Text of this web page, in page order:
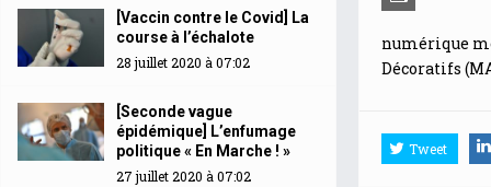
numérique
Décoratifs
Tweet
[Vaccin contre le Covid] La
course à l’échalote
28 juillet 2020 à 07:02
[Seconde vague
épidémique] L’enfumage
politique « En Marche ! »
27 juillet 2020 à 07:02